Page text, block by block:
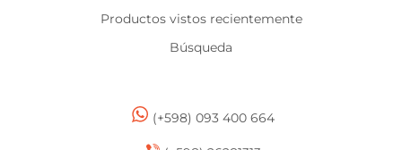
Productos vistos recientemente
Búsqueda
(+598) 093 400 664